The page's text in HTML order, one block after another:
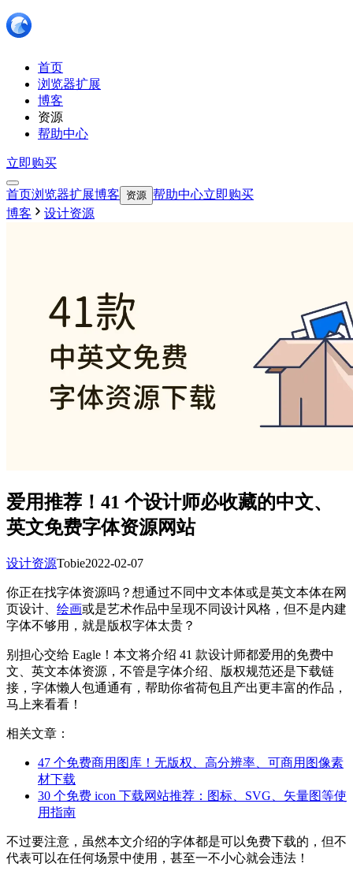
首页
浏览器扩展
博客
资源
帮助中心
立即购买
首页浏览器扩展博客 资源 帮助中心立即购买
博客
设计资源
爱用推荐！41 个设计师必收藏的中文、
英文免费字体资源网站
设计资源Tobie2022-02-07
你正在找字体资源吗？想通过不同中文本体或是英文本体在网
页设计、 绘画或是艺术作品中呈现不同设计风格，但不是内建
字体不够用，就是版权字体太贵？
别担心交给 Eagle！本文将介绍 41 款设计师都爱用的免费中
文、英文本体资源，不管是字体介绍、版权规范还是下载链
接，字体懒人包通通有，帮助你省荷包且产出更丰富的作品，
马上来看看！
相关文章：
47 个免费商用图库！无版权、高分辨率、可商用图像素
材下载
30 个免费 icon 下载网站推荐：图标、SVG、矢量图等使
用指南
不过要注意，虽然本文介绍的字体都是可以免费下载的，但不
代表可以在任何场景中使用，甚至一不小心就会违法！